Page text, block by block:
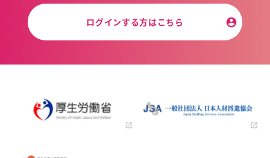
ログインする方はこちら